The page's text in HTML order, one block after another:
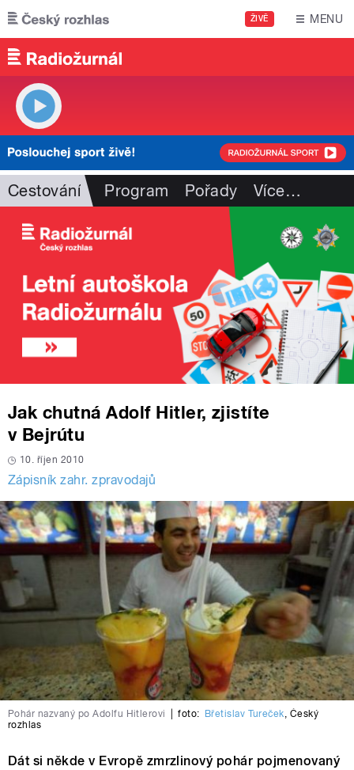
Přejít k hlavnímu obsahu
ŽIVĚ MENU
Cestování Program Pořady Více…
Jak chutná Adolf Hitler, zjistíte
v Bejrútu
10. říjen 2010
Zápisník zahr. zpravodajů
Pohár nazvaný po Adolfu Hitlerovi foto: Břetislav Tureček, Český
rozhlas
Dát si někde v Evropě zmrzlinový pohár pojmenovaný